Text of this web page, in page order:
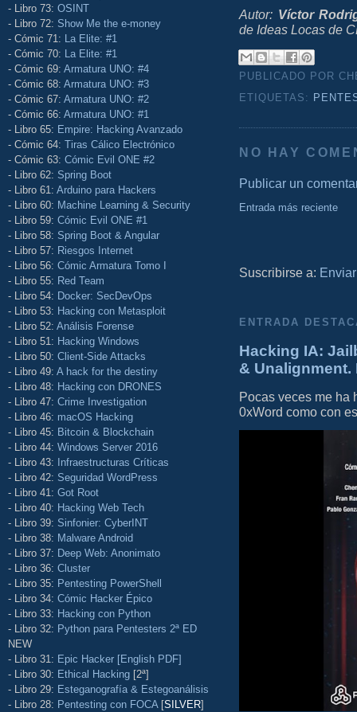
- Libro 73: OSINT
- Libro 72: Show Me the e-money
- Cómic 71: La Elite: #1
- Cómic 70: La Elite: #1
- Cómic 69: Armatura UNO: #4
- Cómic 68: Armatura UNO: #3
- Cómic 67: Armatura UNO: #2
- Cómic 66: Armatura UNO: #1
- Libro 65: Empire: Hacking Avanzado
- Cómic 64: Tiras Cálico Electrónico
- Cómic 63: Cómic Evil ONE #2
- Libro 62: Spring Boot
- Libro 61: Arduino para Hackers
- Libro 60: Machine Learning & Security
- Libro 59: Cómic Evil ONE #1
- Libro 58: Spring Boot & Angular
- Libro 57: Riesgos Internet
- Libro 56: Cómic Armatura Tomo I
- Libro 55: Red Team
- Libro 54: Docker: SecDevOps
- Libro 53: Hacking con Metasploit
- Libro 52: Análisis Forense
- Libro 51: Hacking Windows
- Libro 50: Client-Side Attacks
- Libro 49: A hack for the destiny
- Libro 48: Hacking con DRONES
- Libro 47: Crime Investigation
- Libro 46: macOS Hacking
- Libro 45: Bitcoin & Blockchain
- Libro 44: Windows Server 2016
- Libro 43: Infraestructuras Críticas
- Libro 42: Seguridad WordPress
- Libro 41: Got Root
- Libro 40: Hacking Web Tech
- Libro 39: Sinfonier: CyberINT
- Libro 38: Malware Android
- Libro 37: Deep Web: Anonimato
- Libro 36: Cluster
- Libro 35: Pentesting PowerShell
- Libro 34: Cómic Hacker Épico
- Libro 33: Hacking con Python
- Libro 32: Python para Pentesters 2ª ED
NEW
- Libro 31: Epic Hacker [English PDF]
- Libro 30: Ethical Hacking [2ª]
- Libro 29: Esteganografía & Estegoanálisis
- Libro 28: Pentesting con FOCA [SILVER]
Autor: Víctor
de Ideas Locas de
PUBLICADO POR
ETIQUETAS:
NO HAY
Publicar un
Entrada más reciente
Suscribirse a:
ENTRADA
Hacking IA:
&
Pocas veces me ha
0xWord como con